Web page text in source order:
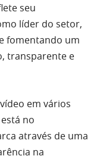
seu
líder do setor,
fomentando um
transparente e
em vários
no
através de uma
na